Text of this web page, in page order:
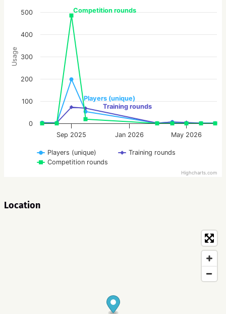
Usage
Players (unique)
Training rounds
Competition rounds
Players (unique)
Training rounds
Competition rounds
Jan 2026
Sep 2025 May 2026
0
100
200
300
400
500
Highcharts.com
Location